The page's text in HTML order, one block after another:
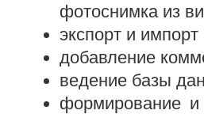
фотоснимка из
экспорт и
добавление
ведение базы
формирование